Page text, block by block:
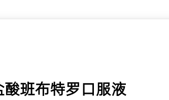
酸班布特罗口服液